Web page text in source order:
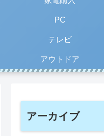
PC
テレビ
アウトドア
アーカイブ